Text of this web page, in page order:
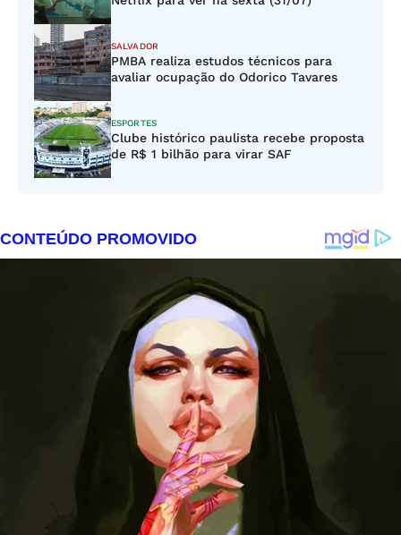
SALVADOR
PMBA realiza estudos técnicos para
avaliar ocupação do Odorico Tavares
ESPORTES
Clube histórico paulista recebe proposta
de R$ 1 bilhão para virar SAF